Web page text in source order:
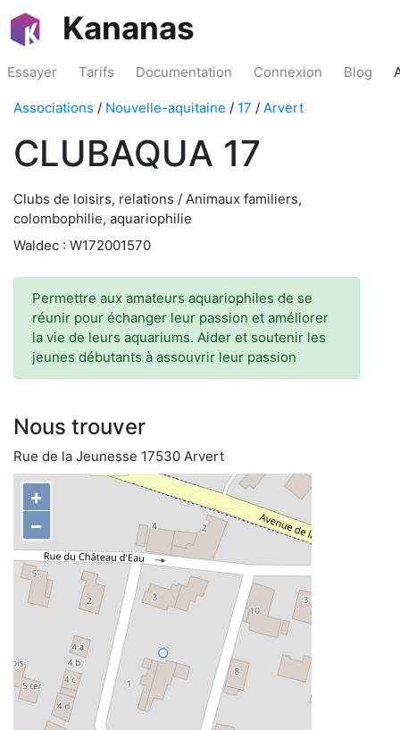
Kananas
Essayer Tarifs Documentation Connexion Blog
Associations / Nouvelle-aquitaine / 17 / Arvert
CLUBAQUA 17
Clubs de loisirs, relations / Animaux familiers,
colombophilie, aquariophilie
Waldec : W172001570
Permettre aux amateurs aquariophiles de se
réunir pour échanger leur passion et améliorer
la vie de leurs aquariums. Aider et soutenir les
jeunes débutants à assouvrir leur passion
Nous trouver
Rue de la Jeunesse 17530 Arvert
+
−